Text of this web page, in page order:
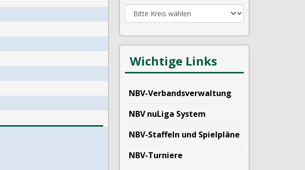
Wichtige Links
NBV-Verbandsverwaltung
NBV nuLiga System
NBV-Staffeln und Spielpläne
NBV-Turniere